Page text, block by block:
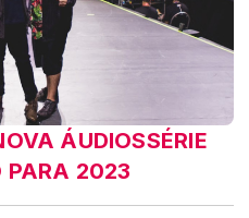
ÁUDIOSSÉRIE
PARA 2023